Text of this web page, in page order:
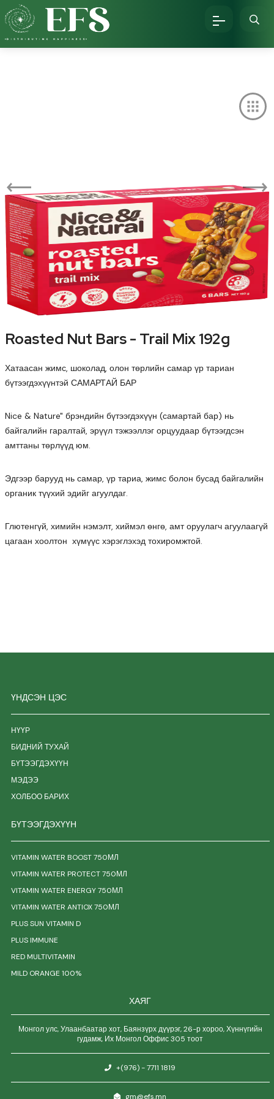
Roasted Nut Bars - Trail Mix 192g
Хатаасан жимс, шоколад, олон төрлийн самар үр тариан
бүтээгдэхүүнтэй САМАРТАЙ БАР
Nice & Nature" брэндийн бүтээгдэхүүн (самартай бар) нь
байгалийн гаралтай, эрүүл тэжээллэг орцуудаар бүтээгдсэн
амттаны төрлүүд юм.
Эдгээр барууд нь самар, үр тариа, жимс болон бусад байгалийн
органик түүхий эдийг агуулдаг.
Глютенгүй, химийн нэмэлт, хиймэл өнгө, амт оруулагч агуулаагүй
цагаан хоолтон хүмүүс хэрэглэхэд тохиромжтой.
ҮНДСЭН ЦЭС
НҮҮР
БИДНИЙ ТУХАЙ
БҮТЭЭГДЭХҮҮН
МЭДЭЭ
ХОЛБОО БАРИХ
БҮТЭЭГДЭХҮҮН
VITAMIN WATER BOOST 750МЛ
VITAMIN WATER PROTECT 750МЛ
VITAMIN WATER ENERGY 750МЛ
VITAMIN WATER ANTIOX 750МЛ
PLUS SUN VITAMIN D
PLUS IMMUNE
RED MULTIVITAMIN
MILD ORANGE 100%
ХАЯГ
Монгол улс, Улаанбаатар хот, Баянзүрх дүүрэг, 26-р хороо, Хүннүгийн
гудамж, Их Монгол Оффис 305 тоот
+(976) - 7711 1819
gm@efs.mn